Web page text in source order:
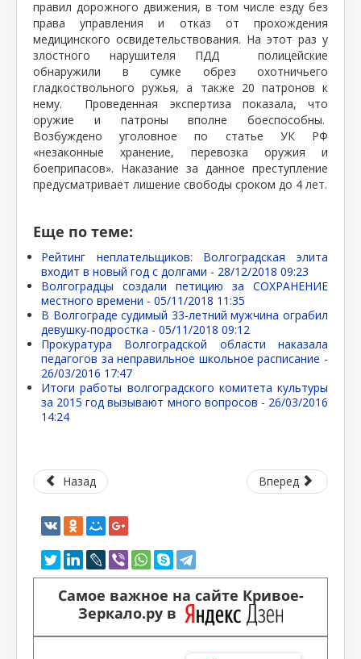
правил дорожного движения, в том числе езду без
права управления и отказ от прохождения
медицинского освидетельствования. На этот раз у
злостного нарушителя ПДД
полицейские
обнаружили в сумке обрез охотничьего
гладкоствольного ружья, а также 20 патронов к
нему.
Проведенная экспертиза показала, что
оружие и патроны вполне боеспособны.
Возбуждено уголовное по статье УК РФ
«незаконные хранение, перевозка оружия и
боеприпасов». Наказание за данное преступление
предусматривает лишение свободы сроком до 4 лет.
Еще по теме:
Рейтинг неплательщиков: Волгоградская элита
входит в новый год с долгами - 28/12/2018 09:23
Волгоградцы создали петицию за СОХРАНЕНИЕ
местного времени - 05/11/2018 11:35
В Волгограде судимый 33-летний мужчина ограбил
девушку-подростка - 05/11/2018 09:12
Прокуратура Волгоградской области наказала
педагогов за неправильное школьное расписание -
26/03/2016 17:47
Итоги работы волгоградского комитета культуры
за 2015 год вызывают много вопросов - 26/03/2016
14:24
Назад Вперед
Самое важное на сайте Кривое-
Зеркало.ру в